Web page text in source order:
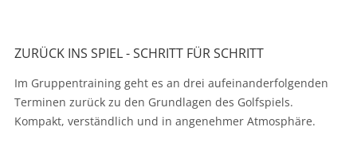
ZURÜCK INS SPIEL - SCHRITT FÜR SCHRITT
Im Gruppentraining geht es an drei aufeinanderfolgenden
Terminen zurück zu den Grundlagen des Golfspiels.
Kompakt, verständlich und in angenehmer Atmosphäre.